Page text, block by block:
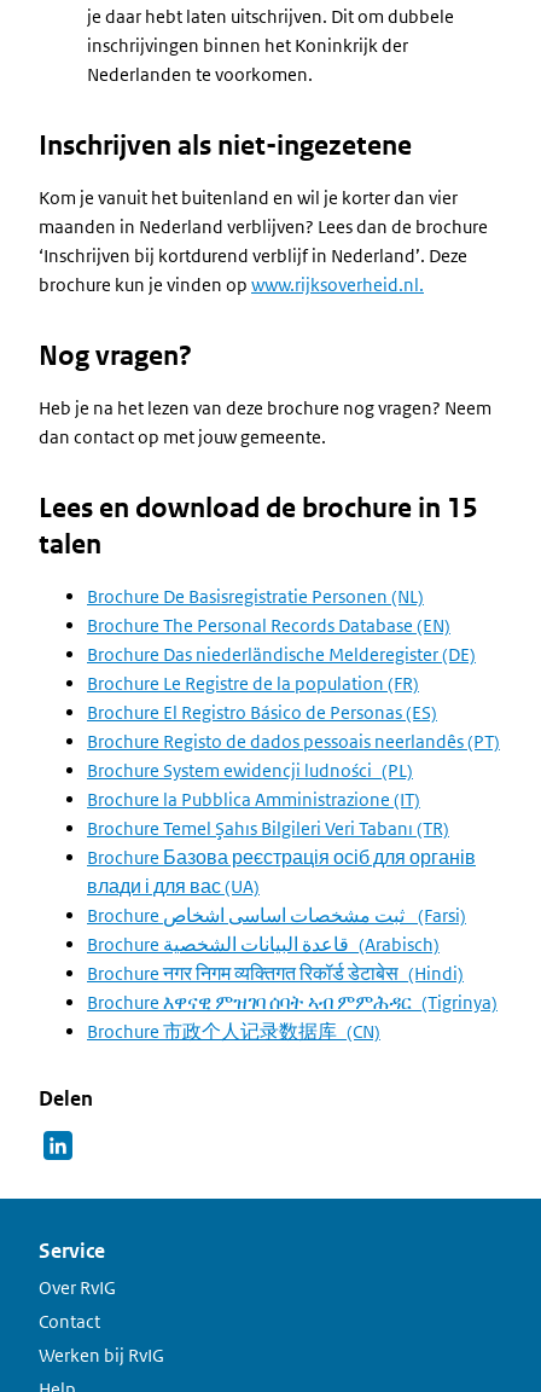
je daar hebt laten uitschrijven. Dit om dubbele
inschrijvingen binnen het Koninkrijk der
Nederlanden te voorkomen.
Inschrijven als niet-ingezetene
Kom je vanuit het buitenland en wil je korter dan vier
maanden in Nederland verblijven? Lees dan de brochure
‘Inschrijven bij kortdurend verblijf in Nederland’. Deze
brochure kun je vinden op www.rijksoverheid.nl.
Nog vragen?
Heb je na het lezen van deze brochure nog vragen? Neem
dan contact op met jouw gemeente.
Lees en download de brochure in 15
talen
Brochure De Basisregistratie Personen (NL)
Brochure The Personal Records Database (EN)
Brochure Das niederländische Melderegister (DE)
Brochure Le Registre de la population (FR)
Brochure El Registro Básico de Personas (ES)
Brochure Registo de dados pessoais neerlandês (PT)
Brochure System ewidencji ludności_(PL)
Brochure la Pubblica Amministrazione (IT)
Brochure Temel Şahıs Bilgileri Veri Tabanı (TR)
Brochure Базова реєстрація осіб для органів
влади і для вас (UA)
Brochure ثبت مشخصات اساسی اشخاص_ (Farsi)
Brochure قاعدة البيانات الشخصية_(Arabisch)
Brochure नगर निगम व्यक्तिगत रिकॉर्ड डेटाबेस_(Hindi)
Brochure እዋናዊ ምዝገባ ሰባት ኣብ ምምሕዳር_(Tigrinya)
Brochure 市政个人记录数据库_(CN)
Delen
Service
Over RvIG
Contact
Werken bij RvIG